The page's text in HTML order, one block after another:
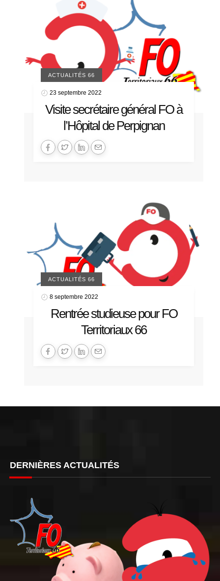
ACTUALITÉS 66
23 septembre 2022
Visite secrétaire général FO à
l’Hôpital de Perpignan
ACTUALITÉS 66
8 septembre 2022
Rentrée studieuse pour FO
Territoriaux 66
DERNIÈRES ACTUALITÉS